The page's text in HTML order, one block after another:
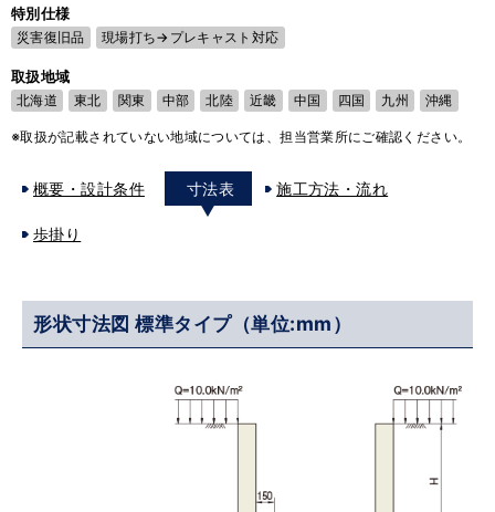
特別仕様
災害復旧品 現場打ち→プレキャスト対応
取扱地域
北海道 東北 関東 中部 北陸 近畿 中国 四国 九州 沖縄
※取扱が記載されていない地域については、担当営業所にご確認ください。
概要・設計条件 寸法表 施工方法・流れ
歩掛り
形状寸法図 標準タイプ（単位:mm）